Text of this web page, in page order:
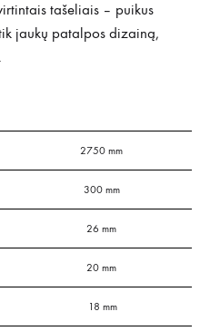
tašeliais – puikus
jaukų patalpos dizainą,
2750 mm
300 mm
26 mm
20 mm
18 mm